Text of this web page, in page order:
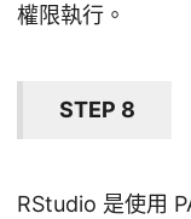
權限執行。
STEP 8
RStudio 是使用